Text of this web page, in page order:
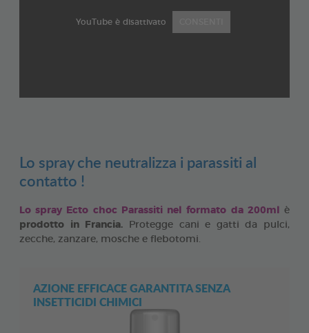
YouTube è disattivato
Lo spray che neutralizza i parassiti al
contatto !
Lo spray Ecto choc Parassiti nel formato da 200ml
è
prodotto in Francia.
Protegge cani e gatti da pulci,
zecche, zanzare, mosche e flebotomi.
AZIONE EFFICACE GARANTITA SENZA
INSETTICIDI CHIMICI